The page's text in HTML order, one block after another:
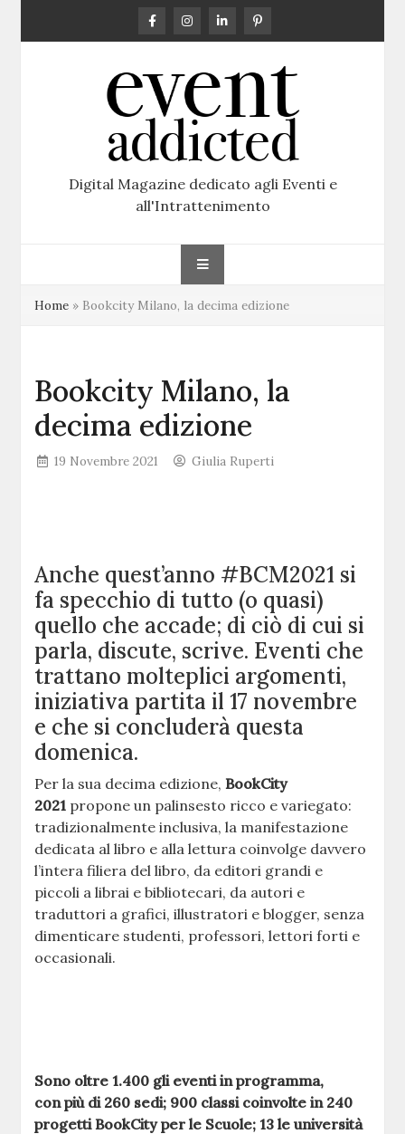
Digital Magazine dedicato agli Eventi e
all'Intrattenimento
Home » Bookcity Milano, la decima edizione
Bookcity Milano, la
decima edizione
19 Novembre 2021 Giulia Ruperti
Anche quest’anno #BCM2021 si
fa specchio di tutto (o quasi)
quello che accade; di ciò di cui si
parla, discute, scrive. Eventi che
trattano molteplici argomenti,
iniziativa partita il 17 novembre
e che si concluderà questa
domenica.
Per la sua decima edizione,BookCity
2021 propone un palinsesto ricco e variegato:
tradizionalmente inclusiva, la manifestazione
dedicata al libro e alla lettura coinvolge davvero
l’intera filiera del libro, da editori grandi e
piccoli a librai e bibliotecari, da autori e
traduttori a grafici, illustratori e blogger, senza
dimenticare studenti, professori, lettori forti e
occasionali.
Sono oltre 1.400 gli eventi in programma,
con più di 260 sedi; 900 classi coinvolte in 240
progetti BookCity per le Scuole; 13 le università